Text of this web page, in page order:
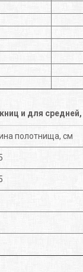
и для
полотнища, см